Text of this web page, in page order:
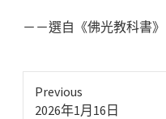
－－選自《佛光教科書》
Previous
Previous
2026年1月16日